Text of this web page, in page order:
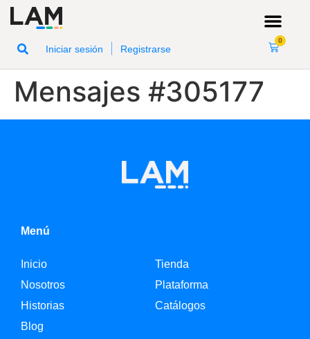
Iniciar sesión Registrarse
0
Mensajes #305177
Menú
Inicio
Nosotros
Historias
Blog
Tienda
Plataforma
Catálogos